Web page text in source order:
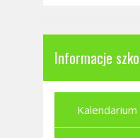
Informacje
Kalendarium